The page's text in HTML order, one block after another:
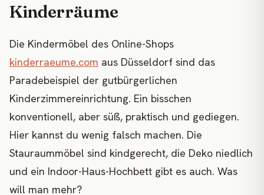
Kinderräume
Die Kindermöbel des Online-Shops
kinderraeume.com aus Düsseldorf sind das
Paradebeispiel der gutbürgerlichen
Kinderzimmereinrichtung. Ein bisschen
konventionell, aber süß, praktisch und gediegen.
Hier kannst du wenig falsch machen. Die
Stauraummöbel sind kindgerecht, die Deko niedlich
und ein Indoor-Haus-Hochbett gibt es auch. Was
will man mehr?